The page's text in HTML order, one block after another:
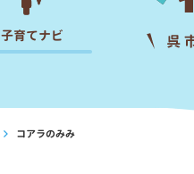
子育てナビ
コアラのみみ